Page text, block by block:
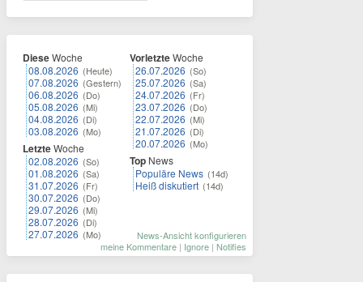
DieseWoche
08.08.2026 (Heute)
07.08.2026 (Gestern)
06.08.2026 (Do)
05.08.2026 (Mi)
04.08.2026 (Di)
03.08.2026 (Mo)
LetzteWoche
02.08.2026 (So)
01.08.2026 (Sa)
31.07.2026 (Fr)
30.07.2026 (Do)
29.07.2026 (Mi)
28.07.2026 (Di)
27.07.2026 (Mo)
VorletzteWoche
26.07.2026 (So)
25.07.2026 (Sa)
24.07.2026 (Fr)
23.07.2026 (Do)
22.07.2026 (Mi)
21.07.2026 (Di)
20.07.2026 (Mo)
Top News
Populäre News (14d)
Heiß diskutiert (14d)
News-Ansicht konfigurieren
meine Kommentare | Ignore | Notifies